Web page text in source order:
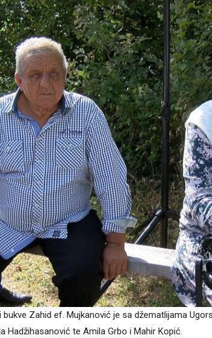
Zahid ef. Mujkanović je sa džematlijama
Hadžihasanović te Amila Grbo i Mahir Kopić.